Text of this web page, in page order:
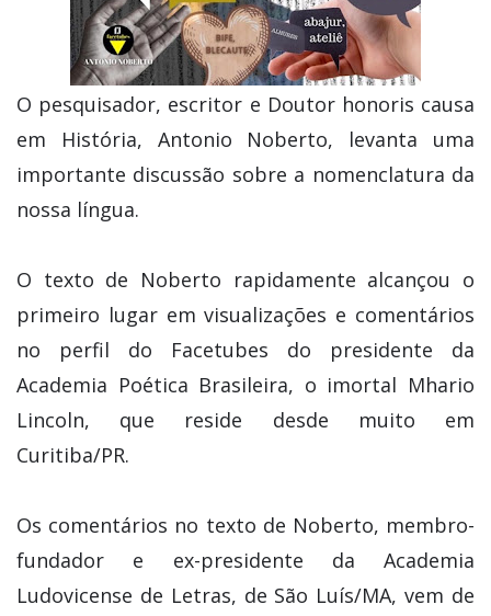
O pesquisador, escritor e Doutor honoris causa
em História, Antonio Noberto, levanta uma
importante discussão sobre a nomenclatura da
nossa língua.
O texto de Noberto rapidamente alcançou o
primeiro lugar em visualizações e comentários
no perfil do Facetubes do presidente da
Academia Poética Brasileira, o imortal Mhario
Lincoln, que reside desde muito em
Curitiba/PR.
Os comentários no texto de Noberto, membro-
fundador e ex-presidente da Academia
Ludovicense de Letras, de São Luís/MA, vem de